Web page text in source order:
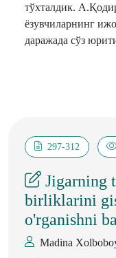
тўхталдик.
ёзувчиларнинг
даражада сўз
297-312
Jigarning
birliklarini
o'rganishni
Madina